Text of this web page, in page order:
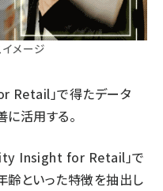
メージ
」で得たデータ
活用する。
Insight for Retail」で
齢といった特徴を抽出し